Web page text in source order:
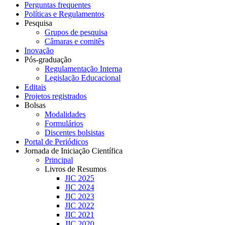
Perguntas frequentes
Políticas e Regulamentos
Pesquisa
Grupos de pesquisa
Câmaras e comitês
Inovação
Pós-graduação
Regulamentação Interna
Legislação Educacional
Editais
Projetos registrados
Bolsas
Modalidades
Formulários
Discentes bolsistas
Portal de Periódicos
Jornada de Iniciação Científica
Principal
Livros de Resumos
JIC 2025
JIC 2024
JIC 2023
JIC 2022
JIC 2021